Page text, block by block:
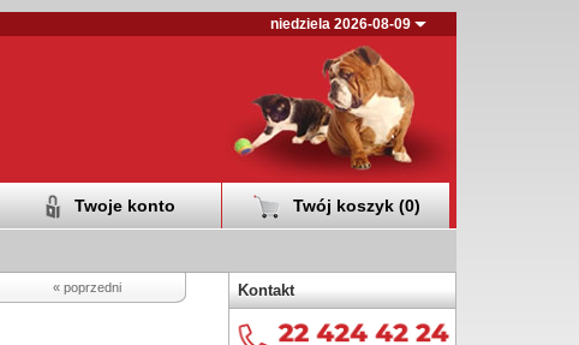
niedziela 2026-08-09
Twoje konto Twój koszyk (0)
« poprzedni Kontakt